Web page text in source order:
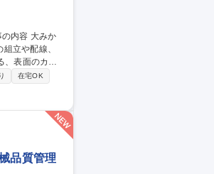
立や配線、
作業（配線の
められま
在宅OK
品質管理